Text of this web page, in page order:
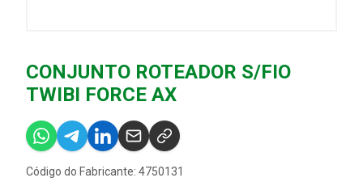
CONJUNTO ROTEADOR S/FIO
TWIBI FORCE AX
Código do Fabricante: 4750131